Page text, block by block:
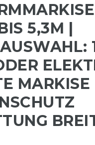
5,3M |
MARKISE